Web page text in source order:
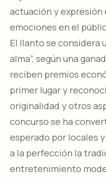
actuación y expresión
emociones en el
El llanto se considera
alma”, según una
reciben premios
primer lugar y
originalidad y otros
concurso se ha
esperado por locales
a la perfección la
entretenimiento